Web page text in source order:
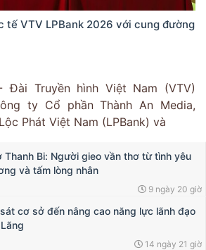
tế VTV LPBank 2026 với cung đường
Đài Truyền hình Việt Nam (VTV)
ty Cổ phần Thành An Media,
Phát Việt Nam (LPBank) và
Thanh Bi: Người gieo vần thơ từ tình yêu
và tấm lòng nhân
9 ngày 20 giờ
cơ sở đến nâng cao năng lực lãnh đạo
14 ngày 21 giờ